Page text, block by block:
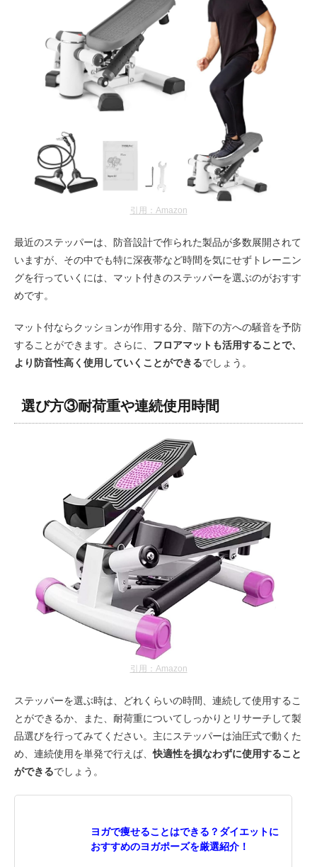
引用：Amazon
最近のステッパーは、防音設計で作られた製品が多数展開されて
いますが、その中でも特に深夜帯など時間を気にせずトレーニン
グを行っていくには、マット付きのステッパーを選ぶのがおすす
めです。
マット付ならクッションが作用する分、階下の方への騒音を予防
することができます。さらに、 フロアマットも活用することで、
より防音性高く使用していくことができるでしょう。
選び方③耐荷重や連続使用時間
引用：Amazon
ステッパーを選ぶ時は、どれくらいの時間、連続して使用するこ
とができるか、また、耐荷重についてしっかりとリサーチして製
品選びを行ってみてください。主にステッパーは油圧式で動くた
め、連続使用を単発で行えば、快適性を損なわずに使用すること
ができるでしょう。
ヨガで痩せることはできる？ダイエットに
おすすめのヨガポーズを厳選紹介！